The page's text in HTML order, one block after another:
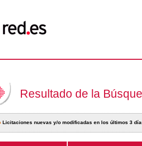
Resultado de la
Licitaciones nuevas y/o modificadas en los últimos 3